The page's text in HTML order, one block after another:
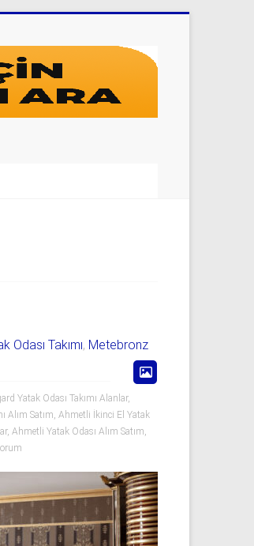
Odası Takımı, Metebronz
Yatak Odası Takımı Alanlar,
Alım Satım, Ahmetli İkinci El Yatak
, Ahmetli Yatak Odası Alım Satım,